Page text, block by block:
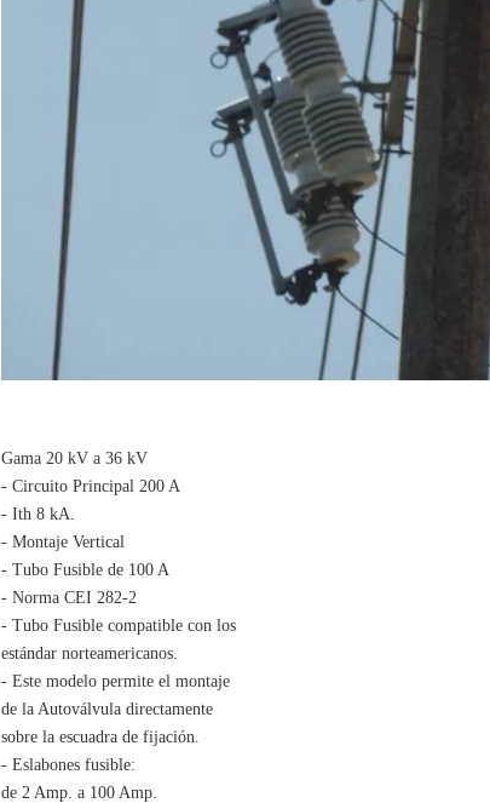
Gama 20 kV a 36 kV
- Circuito Principal 200 A
- Ith 8 kA.
- Montaje Vertical
- Tubo Fusible de 100 A
- Norma CEI 282-2
- Tubo Fusible compatible con los
estándar norteamericanos.
- Este modelo permite el montaje
de la Autoválvula directamente
sobre la escuadra de fijación.
- Eslabones fusible:
de 2 Amp. a 100 Amp.